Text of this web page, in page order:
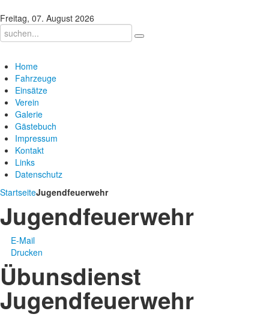
Freitag, 07. August 2026
Home
Fahrzeuge
Einsätze
Verein
Galerie
Gästebuch
Impressum
Kontakt
Links
Datenschutz
StartseiteJugendfeuerwehr
Jugendfeuerwehr
E-Mail
Drucken
Übunsdienst
Jugendfeuerwehr